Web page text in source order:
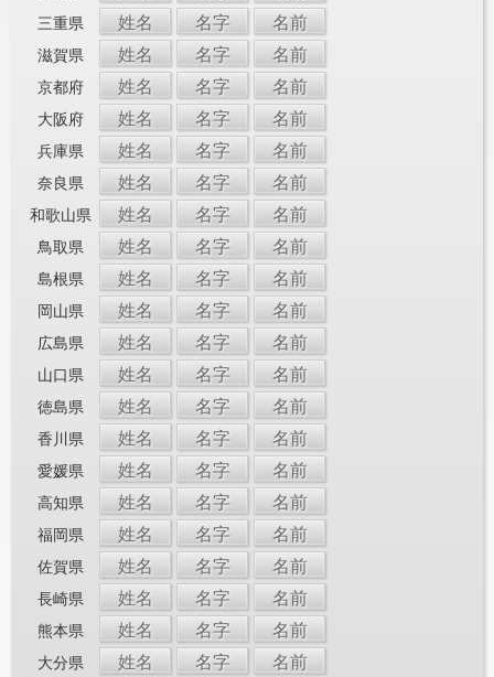
三重県 姓名 名字 名前
滋賀県 姓名 名字 名前
京都府 姓名 名字 名前
大阪府 姓名 名字 名前
兵庫県 姓名 名字 名前
奈良県 姓名 名字 名前
和歌山県 姓名 名字 名前
鳥取県 姓名 名字 名前
島根県 姓名 名字 名前
岡山県 姓名 名字 名前
広島県 姓名 名字 名前
山口県 姓名 名字 名前
徳島県 姓名 名字 名前
香川県 姓名 名字 名前
愛媛県 姓名 名字 名前
高知県 姓名 名字 名前
福岡県 姓名 名字 名前
佐賀県 姓名 名字 名前
長崎県 姓名 名字 名前
熊本県 姓名 名字 名前
大分県 姓名 名字 名前